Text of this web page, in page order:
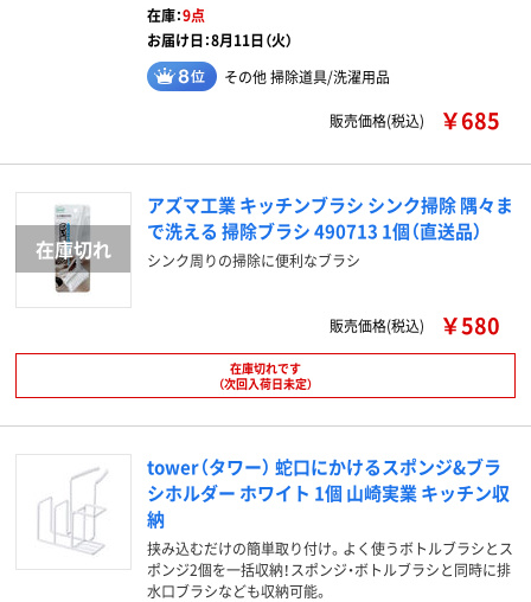
在庫：9点
お届け日：8月11日（火）
その他 掃除道具/洗濯用品
販売価格(税込) ￥685
アズマ工業 キッチンブラシ シンク掃除 隅々ま
で洗える 掃除ブラシ 490713 1個（直送品）
シンク周りの掃除に便利なブラシ
販売価格(税込) ￥580
在庫切れです
（次回入荷日未定）
tower（タワー） 蛇口にかけるスポンジ&ブラ
シホルダー ホワイト 1個 山崎実業 キッチン収
納
挟み込むだけの簡単取り付け。よく使うボトルブラシとス
ポンジ2個を一括収納！スポンジ・ボトルブラシと同時に排
水口ブラシなども収納可能。